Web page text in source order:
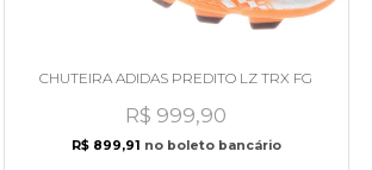
CHUTEIRA ADIDAS PREDITO LZ TRX FG
R$ 999,90
R$ 899,91 no boleto bancário